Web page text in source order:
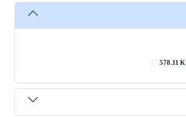
578.11 K